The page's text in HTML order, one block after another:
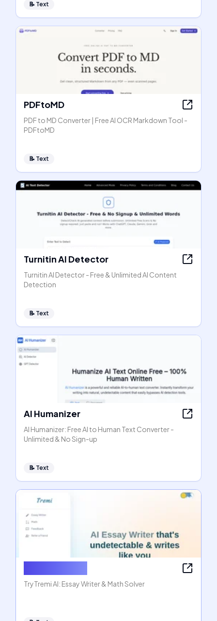
📝 Text
PDFtoMD
PDF to MD Converter | Free AI OCR Markdown Tool -
PDFtoMD
📝 Text
Turnitin AI Detector
Turnitin AI Detector - Free & Unlimited AI Content
Detection
📝 Text
AI Humanizer
AI Humanizer: Free AI to Human Text Converter -
Unlimited & No Sign-up
📝 Text
TryTremi AI: Essay Writer & Math Solver